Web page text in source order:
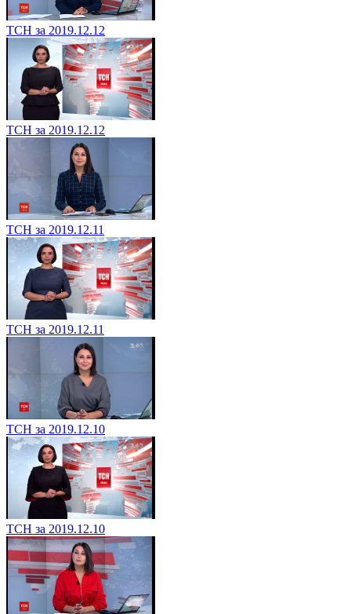
ТСН за 2019.12.12
ТСН за 2019.12.12
ТСН за 2019.12.11
ТСН за 2019.12.11
ТСН за 2019.12.10
ТСН за 2019.12.10